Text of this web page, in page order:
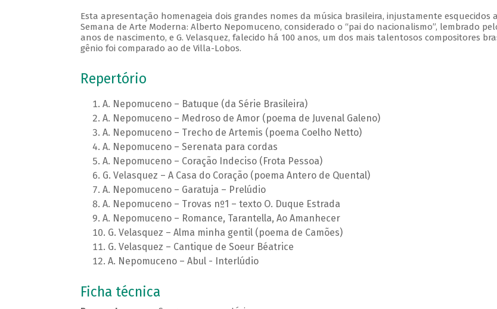
Esta apresentação homenageia dois grandes nomes da música brasileira, injustamente esquecidos
Semana de Arte Moderna: Alberto Nepomuceno, considerado o “pai do nacionalismo”, lembrado
anos de nascimento, e G. Velasquez, falecido há 100 anos, um dos mais talentosos compositores
gênio foi comparado ao de Villa-Lobos.
Repertório
A. Nepomuceno – Batuque (da Série Brasileira)
A. Nepomuceno – Medroso de Amor (poema de Juvenal Galeno)
A. Nepomuceno – Trecho de Artemis (poema Coelho Netto)
A. Nepomuceno – Serenata para cordas
A. Nepomuceno – Coração Indeciso (Frota Pessoa)
G. Velasquez – A Casa do Coração (poema Antero de Quental)
A. Nepomuceno – Garatuja – Prelúdio
A. Nepomuceno – Trovas nº1 – texto O. Duque Estrada
A. Nepomuceno – Romance, Tarantella, Ao Amanhecer
G. Velasquez – Alma minha gentil (poema de Camões)
G. Velasquez – Cantique de Soeur Béatrice
A. Nepomuceno – Abul - Interlúdio
Ficha técnica